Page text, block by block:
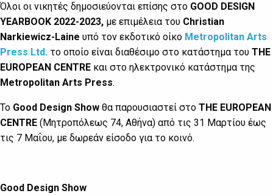
Όλοι οι νικητές δημοσιεύονται επίσης στο GOOD DESIGN
YEARBOOK 2022-2023, με επιμέλεια του Christian
Narkiewicz-Laine υπό τον εκδοτικό οίκο Metropolitan Arts
Press Ltd. το οποίο είναι διαθέσιμο στο κατάστημα του THE
EUROPEAN CENTRE και στο ηλεκτρονικό κατάστημα της
Metropolitan Arts Press.
Το Good Design Show θα παρουσιαστεί στο THE EUROPEAN
CENTRE (Μητροπόλεως 74, Αθήνα) από τις 31 Μαρτίου έως
τις 7 Μαΐου, με δωρεάν είσοδο για το κοινό.
Good Design Show